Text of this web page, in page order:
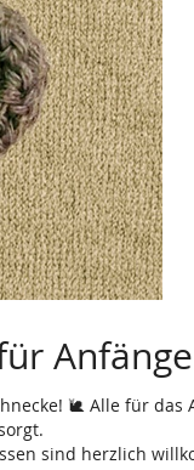
🐌 Alle für
sind herzlich